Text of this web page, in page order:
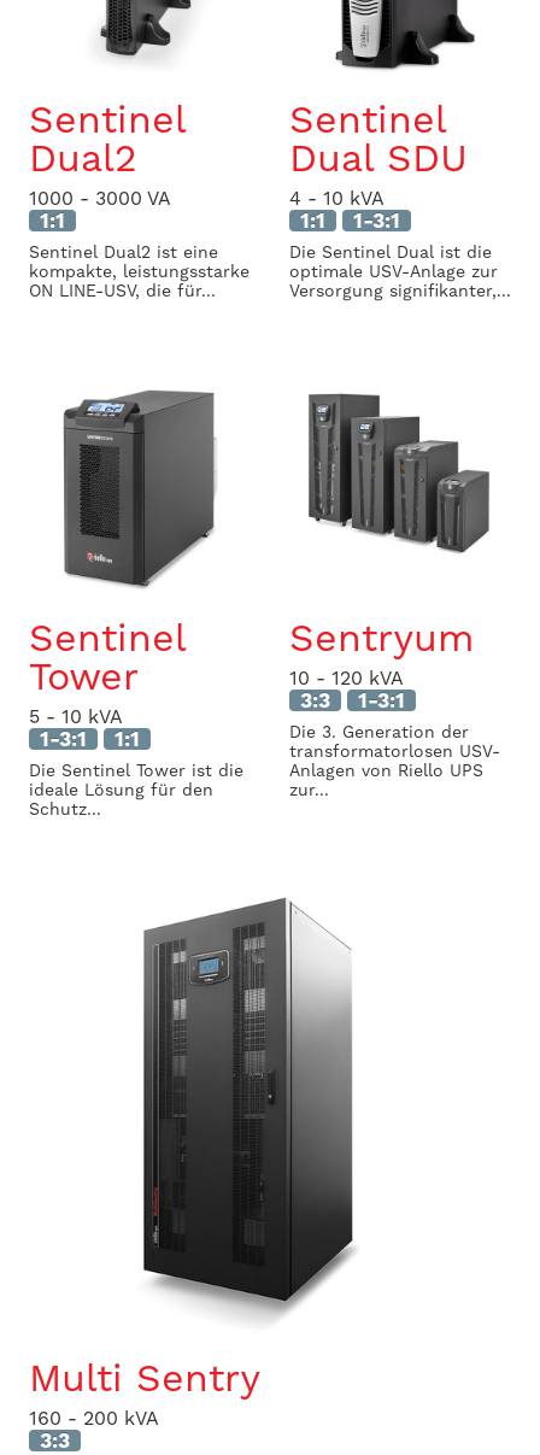
Sentinel
Dual2
1000 - 3000 VA
1:1
Sentinel Dual2 ist eine
kompakte, leistungsstarke
ON LINE-USV, die für...
Sentinel
Dual SDU
4 - 10 kVA
1:1 1-3:1
Die Sentinel Dual ist die
optimale USV-Anlage zur
Versorgung signifikanter,...
Sentinel
Tower
5 - 10 kVA
1-3:1 1:1
Die Sentinel Tower ist die
ideale Lösung für den
Schutz...
Sentryum
10 - 120 kVA
3:3 1-3:1
Die 3. Generation der
transformatorlosen USV-
Anlagen von Riello UPS
zur...
Multi Sentry
160 - 200 kVA
3:3